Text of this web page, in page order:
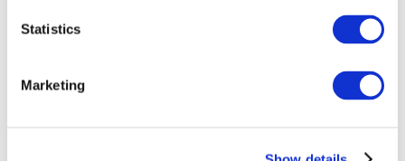
Statistics
Marketing